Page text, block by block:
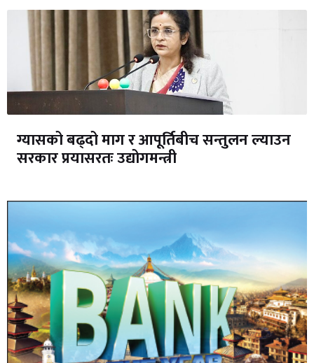
ग्यासको बढ्दो माग र आपूर्तिबीच सन्तुलन ल्याउन
सरकार प्रयासरतः उद्योगमन्त्री